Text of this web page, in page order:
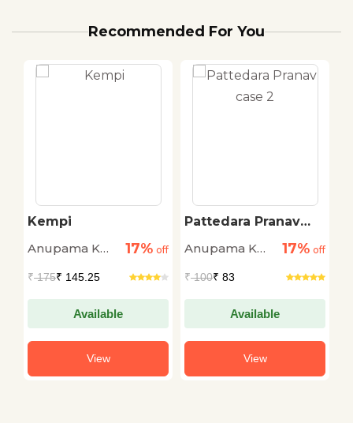
Recommended For You
Kempi
Anupama K
17% off
₹175₹ 145.25
Available
View
Pattedara Pranav
Anupama K
17% off
₹100₹ 83
Available
View